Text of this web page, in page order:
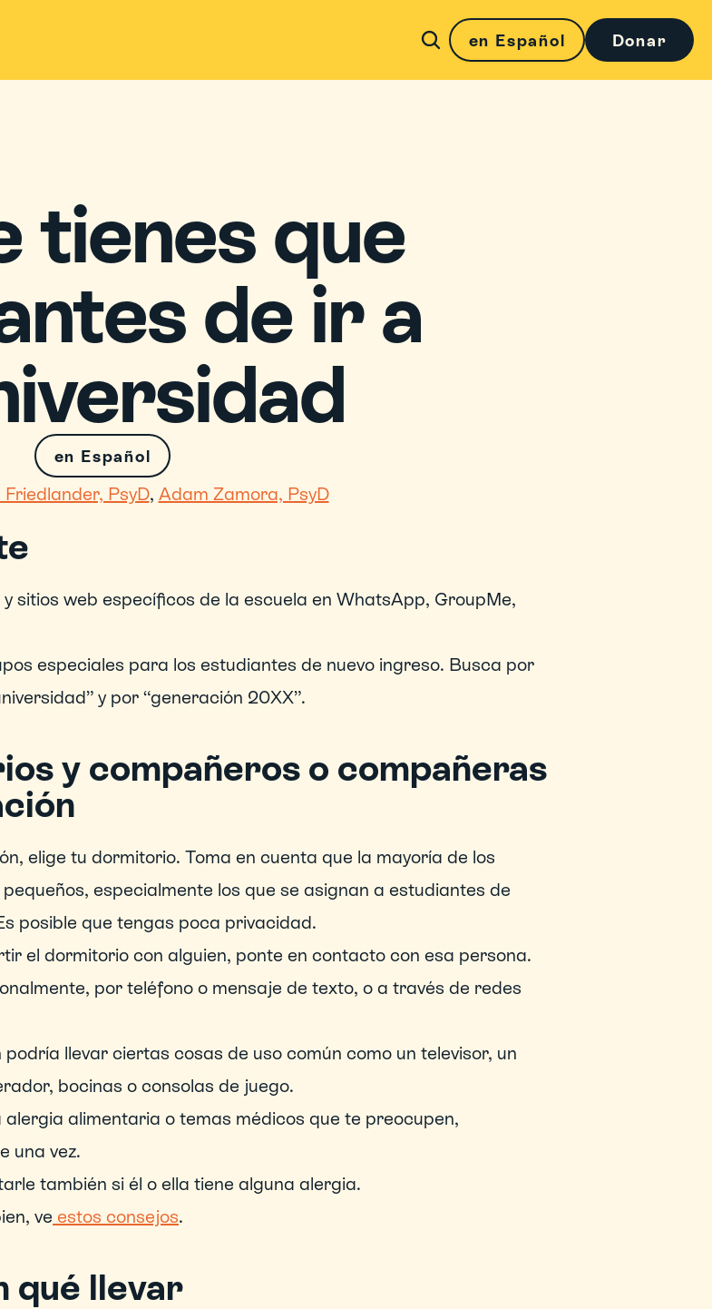
en Español Donar
tienes que
de ir a
en Español
Friedlander, PsyD, Adam Zamora, PsyD
sitios web específicos de la escuela en WhatsApp, GroupMe,
especiales para los estudiantes de nuevo ingreso. Busca por
y por “generación 20XX”.
y compañeros o compañeras
elige tu dormitorio. Toma en cuenta que la mayoría de los
especialmente los que se asignan a estudiantes de
posible que tengas poca privacidad.
el dormitorio con alguien, ponte en contacto con esa persona.
por teléfono o mensaje de texto, o a través de redes
llevar ciertas cosas de uso común como un televisor, un
bocinas o consolas de juego.
alergia alimentaria o temas médicos que te preocupen,
una vez.
también si él o ella tiene alguna alergia.
ve estos consejos.
qué llevar